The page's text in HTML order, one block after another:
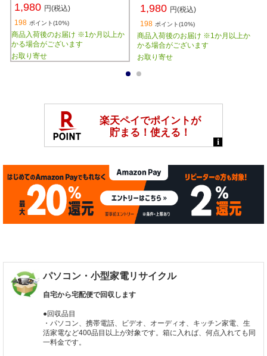
1,980 円(税込)
198 ポイント(10%)
商品入荷後のお届け ※1か月以上か
かる場合がございます
お取り寄せ
1,980 円(税込)
198 ポイント(10%)
商品入荷後のお届け ※1か月以上か
かる場合がございます
お取り寄せ
パソコン・小型家電リサイクル
自宅から宅配便で回収します
●回収品目
・パソコン、携帯電話、ビデオ、オーディオ、キッチン家電、生
活家電など400品目以上が対象です。箱に入れば、何点入れても同
一料金です。